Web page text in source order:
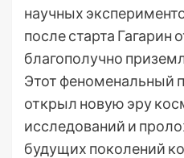
научных
после старта
благополучно
Этот феноменальный
открыл новую эру
исследований и
будущих поколений